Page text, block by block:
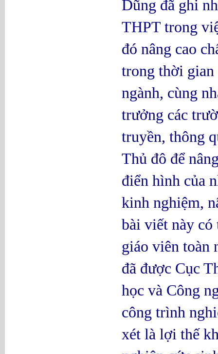
Dũng đã ghi
THPT trong
đó nâng cao
trong thời
ngành, cùng
trưởng các
truyền, thông
Thủ đô để
điển hình của
kinh nghiệm,
bài viết này có
giáo viên toàn
đã được Cục
học và Công
công trình
xét là lợi thế